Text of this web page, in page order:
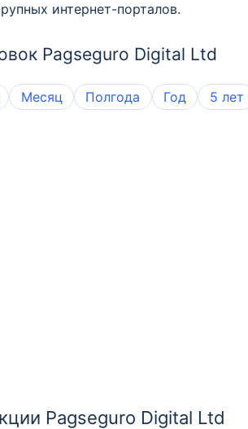
интернет-порталов.
Pagseguro Digital Ltd
Месяц Полгода Год 5 лет
Pagseguro Digital Ltd